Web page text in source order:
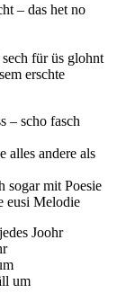
– das het no
für üs glohnt
erschte
– scho fasch
alles andere als
sogar mit Poesie
eusi Melodie
Joohr
um